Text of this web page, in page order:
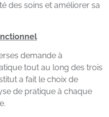
des soins et améliorer sa
demande à
tout au long des trois
a fait le choix de
de pratique à chaque